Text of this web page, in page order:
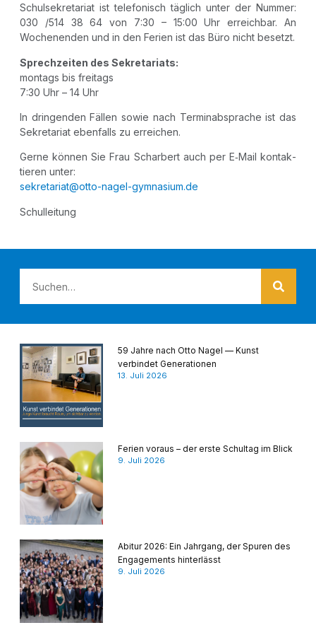
Schul­se­kre­ta­ri­at ist tele­fo­nisch täg­lich unter der Num­mer:
030 /​514 38 64 von 7:30 – 15:00 Uhr erreich­bar. An
Wochen­en­den und in den Feri­en ist das Büro nicht besetzt.
Sprech­zei­ten des Sekretariats:
mon­tags bis freitags
7:30 Uhr – 14 Uhr
In drin­gen­den Fäl­len sowie nach Ter­min­ab­spra­che ist das
Sekre­ta­ri­at eben­falls zu erreichen.
Ger­ne kön­nen Sie Frau Schar­bert auch per E‑Mail kon­tak­
tie­ren unter:
sekretariat@otto-nagel-gymnasium.de
Schul­lei­tung
59 Jahre nach Otto Nagel — Kunst
verbindet Generationen
13. Juli 2026
Ferien voraus – der erste Schultag im Blick
9. Juli 2026
Abitur 2026: Ein Jahrgang, der Spuren des
Engagements hinterlässt
9. Juli 2026